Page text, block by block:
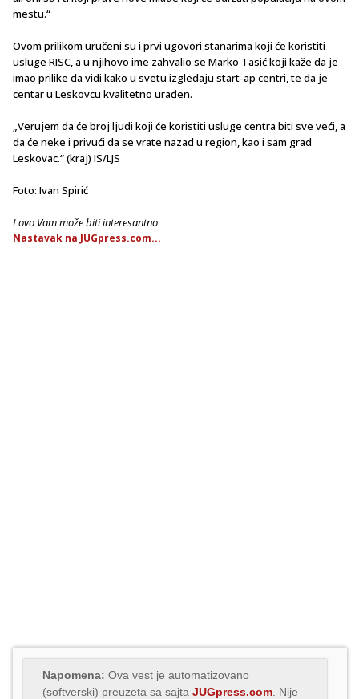
mestu.“
Ovom prilikom uručeni su i prvi ugovori stanarima koji će koristiti
usluge RISC, a u njihovo ime zahvalio se Marko Tasić koji kaže da je
imao prilike da vidi kako u svetu izgledaju start-ap centri, te da je
centar u Leskovcu kvalitetno urađen.
„Verujem da će broj ljudi koji će koristiti usluge centra biti sve veći, a
da će neke i privući da se vrate nazad u region, kao i sam grad
Leskovac.“ (kraj) IS/LJS
Foto: Ivan Spirić
I ovo Vam može biti interesantno
Nastavak na JUGpress.com...
Napomena: Ova vest je automatizovano
(softverski) preuzeta sa sajta JUGpress.com . Nije